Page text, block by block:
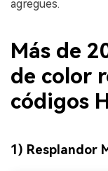
agregues.
Más de
de color
códigos
1) Resplandor